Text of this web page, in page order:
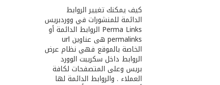
كيف يمكنك تغيير الروابط
الدائمة للمنشورات في ووردبريس
Perma Links الروابط الدائمة أو
permalinks هى عناوين url
الخاصة بالموقع فهي نظام عرض
الروابط داخل سكريبت الوورد
بريس وعلى المتصفحات لكافة
العملاء . والروابط الدائمة لها